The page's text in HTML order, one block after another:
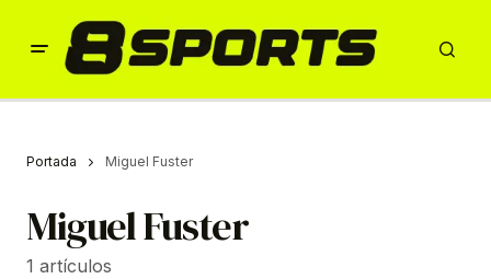
Portada Miguel Fuster
Miguel Fuster
1 artículos